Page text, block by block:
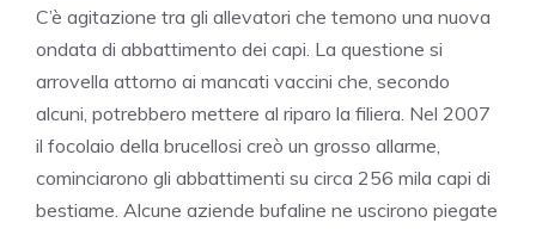
C’è agitazione tra gli allevatori che temono una nuova
ondata di abbattimento dei capi. La questione si
arrovella attorno ai mancati vaccini che, secondo
alcuni, potrebbero mettere al riparo la filiera. Nel 2007
il focolaio della brucellosi creò un grosso allarme,
cominciarono gli abbattimenti su circa 256 mila capi di
bestiame. Alcune aziende bufaline ne uscirono piegate